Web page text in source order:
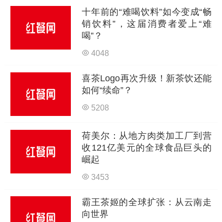
十年前的“难喝饮料”如今变成“畅
销饮料”，这届消费者爱上“难
喝”？
4048
喜茶Logo再次升级！新茶饮还能
如何“续命”？
5208
荷美尔：从地方肉类加工厂到营
收121亿美元的全球食品巨头的
崛起
3453
霸王茶姬的全球扩张：从云南走
向世界